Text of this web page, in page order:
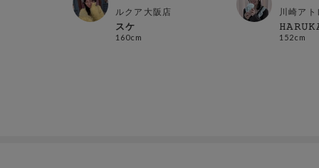
ルクア大阪店
スケ
160cm
川崎ア
152cm